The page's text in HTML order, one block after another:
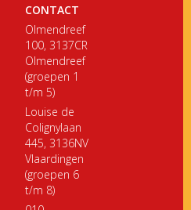
CONTACT
Olmendreef
100, 3137CR
Olmendreef
(groepen 1
t/m 5)
Louise de
Colignylaan
445, 3136NV
Vlaardingen
(groepen 6
t/m 8)